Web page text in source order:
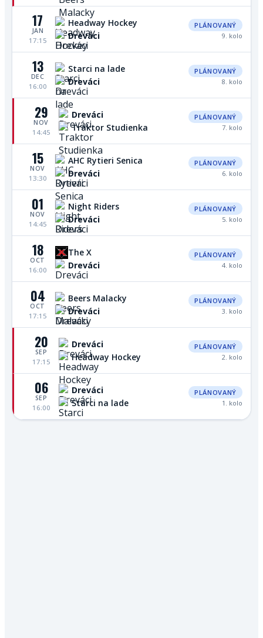
17
JAN
17:15
Headway Hockey
Dreváci
PLÁNOVANÝ
9. kolo
13
DEC
16:00
Starci na lade
Dreváci
PLÁNOVANÝ
8. kolo
29
NOV
14:45
Dreváci
Traktor Studienka
PLÁNOVANÝ
7. kolo
15
NOV
13:30
AHC Rytieri Senica
Dreváci
PLÁNOVANÝ
6. kolo
01
NOV
14:45
Night Riders
Dreváci
PLÁNOVANÝ
5. kolo
18
OCT
16:00
The X
Dreváci
PLÁNOVANÝ
4. kolo
04
OCT
17:15
Beers Malacky
Dreváci
PLÁNOVANÝ
3. kolo
20
SEP
17:15
Dreváci
Headway Hockey
PLÁNOVANÝ
2. kolo
06
SEP
16:00
Dreváci
Starci na lade
PLÁNOVANÝ
1. kolo